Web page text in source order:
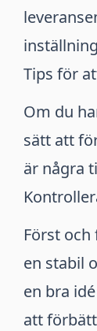
Tips för
Om du
sätt att
är några
Först
en stabil
en bra
att